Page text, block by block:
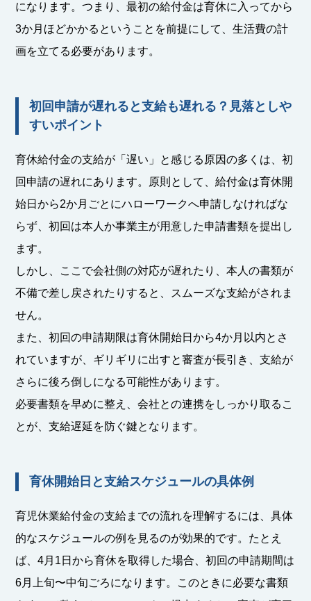
になります。つまり、最初の給付金は育休に入ってから
3か月ほどかかるということを前提にして、生活費の計
画を立てる必要があります。
初回申請が遅れると支給も遅れる？見落としや
すいポイント
育休給付金の支給が「遅い」と感じる原因の多くは、初
回申請の遅れにあります。原則として、給付金は育休開
始日から2か月ごとにハローワークへ申請しなければな
らず、初回は本人か事業主が用意した申請書類を提出し
ます。
しかし、ここで会社側の対応が遅れたり、本人の書類が
不備で差し戻されたりすると、スムーズな支給がされま
せん。
また、初回の申請期限は育休開始日から4か月以内とさ
れていますが、ギリギリに出すと審査が長引き、支給が
さらに後ろ倒しになる可能性があります。
必要書類を早めに整え、会社との連携をしっかり取るこ
とが、支給遅延を防ぐ鍵となります。
育休開始日と支給スケジュールの具体例
育児休業給付金の支給までの流れを理解するには、具体
的なスケジュールの例を見るのが効果的です。たとえ
ば、4月1日から育休を取得した場合、初回の申請期間は
6月上旬〜中旬ごろになります。このときに必要な書類